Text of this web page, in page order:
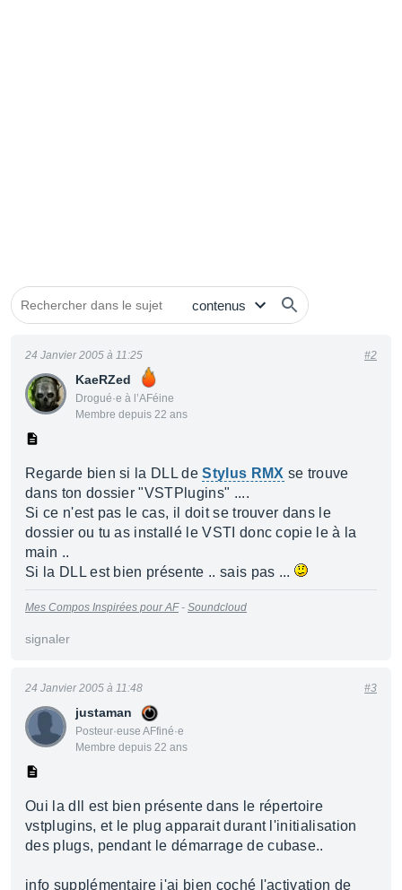
KaeRZed
Drogué·e à l’AFéine
Membre depuis 22 ans
24 Janvier 2005 à 11:25 #2
Regarde bien si la DLL deStylus RMX se trouve
dans ton dossier "VSTPlugins" ....
Si ce n'est pas le cas, il doit se trouver dans le
dossier ou tu as installé le VSTI donc copie le à la
main ..
Si la DLL est bien présente .. sais pas ...
Mes Compos Inspirées pour AF- Soundcloud
signaler
justaman
Posteur·euse AFfiné·e
Membre depuis 22 ans
24 Janvier 2005 à 11:48 #3
Oui la dll est bien présente dans le répertoire
vstplugins, et le plug apparait durant l'initialisation
des plugs, pendant le démarrage de cubase..
info supplémentaire j'ai bien coché l'activation de